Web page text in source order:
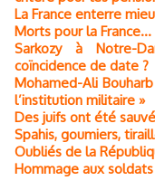
La France enterre
Morts pour la
Sarkozy à Notre-
coïncidence de date ?
Mohamed-Ali
l’institution militaire »
Des juifs ont été
Spahis, goumiers,
Oubliés de la
Hommage aux